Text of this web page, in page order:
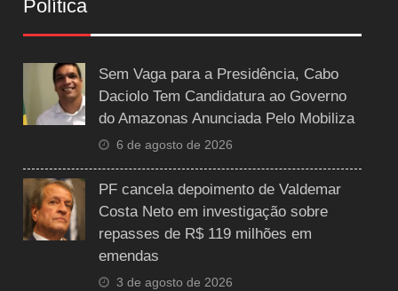
Política
Sem Vaga para a Presidência, Cabo
Daciolo Tem Candidatura ao Governo
do Amazonas Anunciada Pelo Mobiliza
6 de agosto de 2026
PF cancela depoimento de Valdemar
Costa Neto em investigação sobre
repasses de R$ 119 milhões em
emendas
3 de agosto de 2026